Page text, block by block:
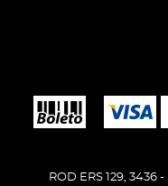
ROD ERS 129, 3436-